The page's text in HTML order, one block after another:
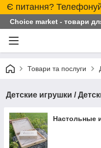
Є питання?
Choice market - товари
Товари та послуги
Детские игрушки /
Настольные